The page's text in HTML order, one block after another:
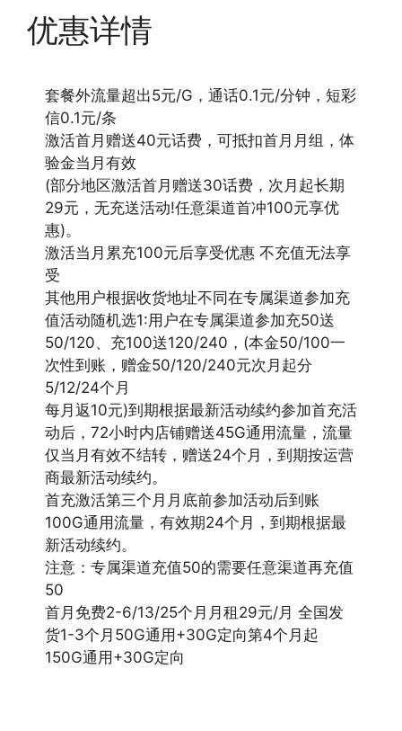
优惠详情
套餐外流量超出5元/G，通话0.1元/分钟，短彩
信0.1元/条
激活首月赠送40元话费，可抵扣首月月组，体
验金当月有效
(部分地区激活首月赠送30话费，次月起长期
29元，无充送活动!任意渠道首冲100元享优
惠)。
激活当月累充100元后享受优惠 不充值无法享
受
其他用户根据收货地址不同在专属渠道参加充
值活动随机选1:用户在专属渠道参加充50送
50/120、充100送120/240，(本金50/100一
次性到账，赠金50/120/240元次月起分
5/12/24个月
每月返10元)到期根据最新活动续约参加首充活
动后，72小时内店铺赠送45G通用流量，流量
仅当月有效不结转，赠送24个月，到期按运营
商最新活动续约。
首充激活第三个月月底前参加活动后到账
100G通用流量，有效期24个月，到期根据最
新活动续约。
注意：专属渠道充值50的需要任意渠道再充值
50
首月免费2-6/13/25个月月租29元/月 全国发
货1-3个月50G通用+30G定向第4个月起
150G通用+30G定向